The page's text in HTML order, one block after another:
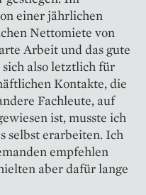
einer jährlichen
Nettomiete von
Arbeit und das gute
also letztlich für
Kontakte, die
Fachleute, auf
ist, musste ich
selbst erarbeiten. Ich
empfehlen
aber dafür lange